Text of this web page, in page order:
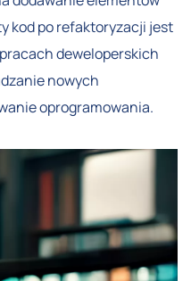
kod po refaktoryzacji jest
deweloperskich
nowych
oprogramowania.